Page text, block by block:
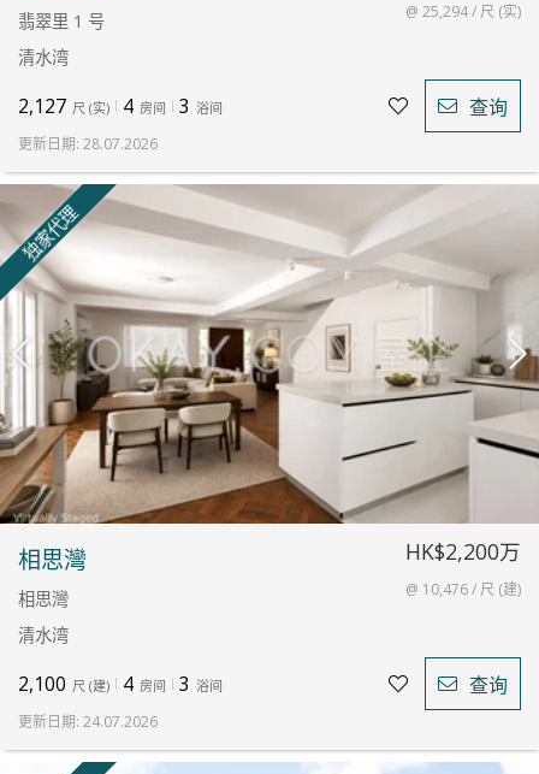
翡翠里 1 号
清水湾
@ 25,294 / 尺 (实)
2,127 尺 (实) 4 房间 3 浴间 查询
更新日期: 28.07.2026
相思灣
相思灣
清水湾
HK$2,200万
@ 10,476 / 尺 (建)
2,100 尺 (建) 4 房间 3 浴间 查询
更新日期: 24.07.2026
独家代理